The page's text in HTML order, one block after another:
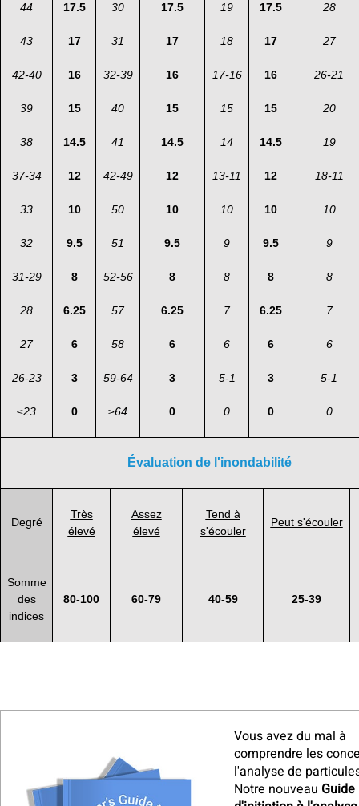
44
43
42-40
39
38
37-34
33
32
31-29
28
27
26-23
≤23
17.5
17
16
15
14.5
12
10
9.5
8
6.25
6
3
0
30
31
32-39
40
41
42-49
50
51
52-56
57
58
59-64
≥64
17.5
17
16
15
14.5
12
10
9.5
8
6.25
6
3
0
19
18
17-16
15
14
13-11
10
9
8
7
6
5-1
0
17.5
17
16
15
14.5
12
10
9.5
8
6.25
6
3
0
28
27
26-21
20
19
18-11
10
9
8
7
6
5-1
0
Évaluation de l'inondabilité
Degré
Très
élevé
Assez
élevé
Tend à
s'écouler
Peut s'écouler
Somme
des
indices
80-100 60-79 40-59 25-39
Vous avez du mal à
comprendre les
l'analyse de
Notre nouveau Guide